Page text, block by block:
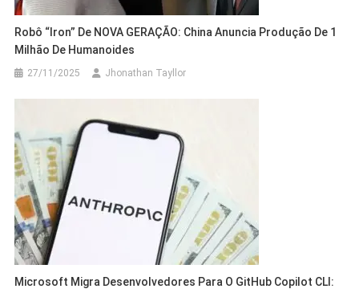
Robô “Iron” De NOVA GERAÇÃO: China Anuncia Produção De 1
Milhão De Humanoides
27/11/2025 Jhonathan Tayllor
Microsoft Migra Desenvolvedores Para O GitHub Copilot CLI: